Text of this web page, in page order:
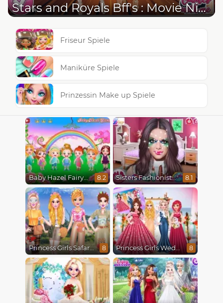
Stars and Royals Bff's : Movie Night
Friseur Spiele
Maniküre Spiele
Prinzessin Make up Spiele
Baby Hazel Fairyland Ballet 8.2 Sisters Fashionista Makeup 8.1
Princess Girls Safari Trip 8 Princess Girls Wedding Trip 8